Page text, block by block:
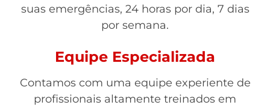
suas emergências, 24 horas por dia, 7 dias
por semana.
Equipe Especializada
Contamos com uma equipe experiente de
profissionais altamente treinados em